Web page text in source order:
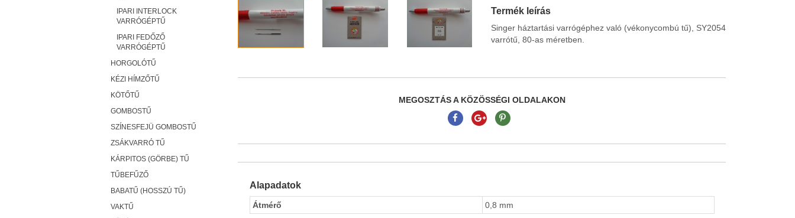
Termék leírás
Singer háztartási varrógéphez való (vékonycombú tű), SY2054
varrótű, 80-as méretben.
MEGOSZTÁS A KÖZÖSSÉGI OLDALAKON
Alapadatok
Átmérő 0,8 mm
IPARI INTERLOCK
VARRÓGÉPTŰ
IPARI FEDŐZŐ
VARRÓGÉPTŰ
HORGOLÓTŰ
KÉZI HÍMZŐTŰ
KÖTŐTŰ
GOMBOSTŰ
SZÍNESFEJÜ GOMBOSTŰ
ZSÁKVARRÓ TŰ
KÁRPITOS (GÖRBE) TŰ
TŰBEFŰZŐ
BABATŰ (HOSSZÚ TŰ)
VAKTŰ